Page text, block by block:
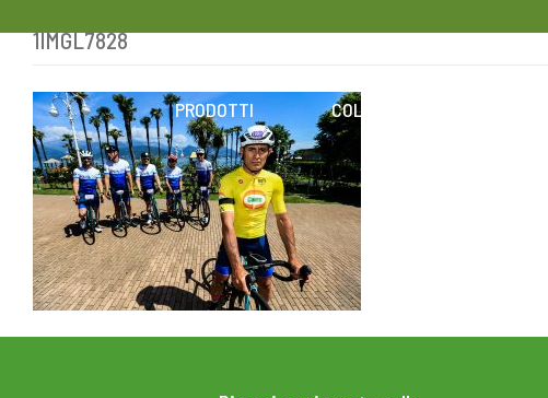
Skip
content
PRODOTTI COLESTEROLO
1IMGL7828